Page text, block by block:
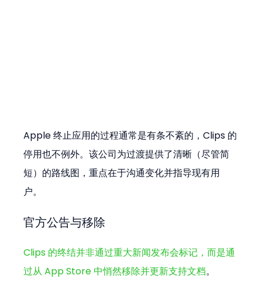
Apple 终止应用的过程通常是有条不紊的，Clips 的
停用也不例外。该公司为过渡提供了清晰（尽管简
短）的路线图，重点在于沟通变化并指导现有用
户。
官方公告与移除
Clips 的终结并非通过重大新闻发布会标记，而是通
过从 App Store 中悄然移除并更新支持文档。